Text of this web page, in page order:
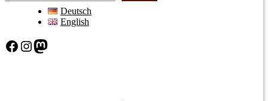
Deutsch
English
Facebook Instagram Mastodon